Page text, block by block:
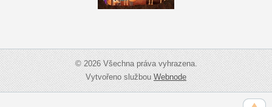
© 2026 Všechna práva vyhrazena.
Vytvořeno službouWebnode